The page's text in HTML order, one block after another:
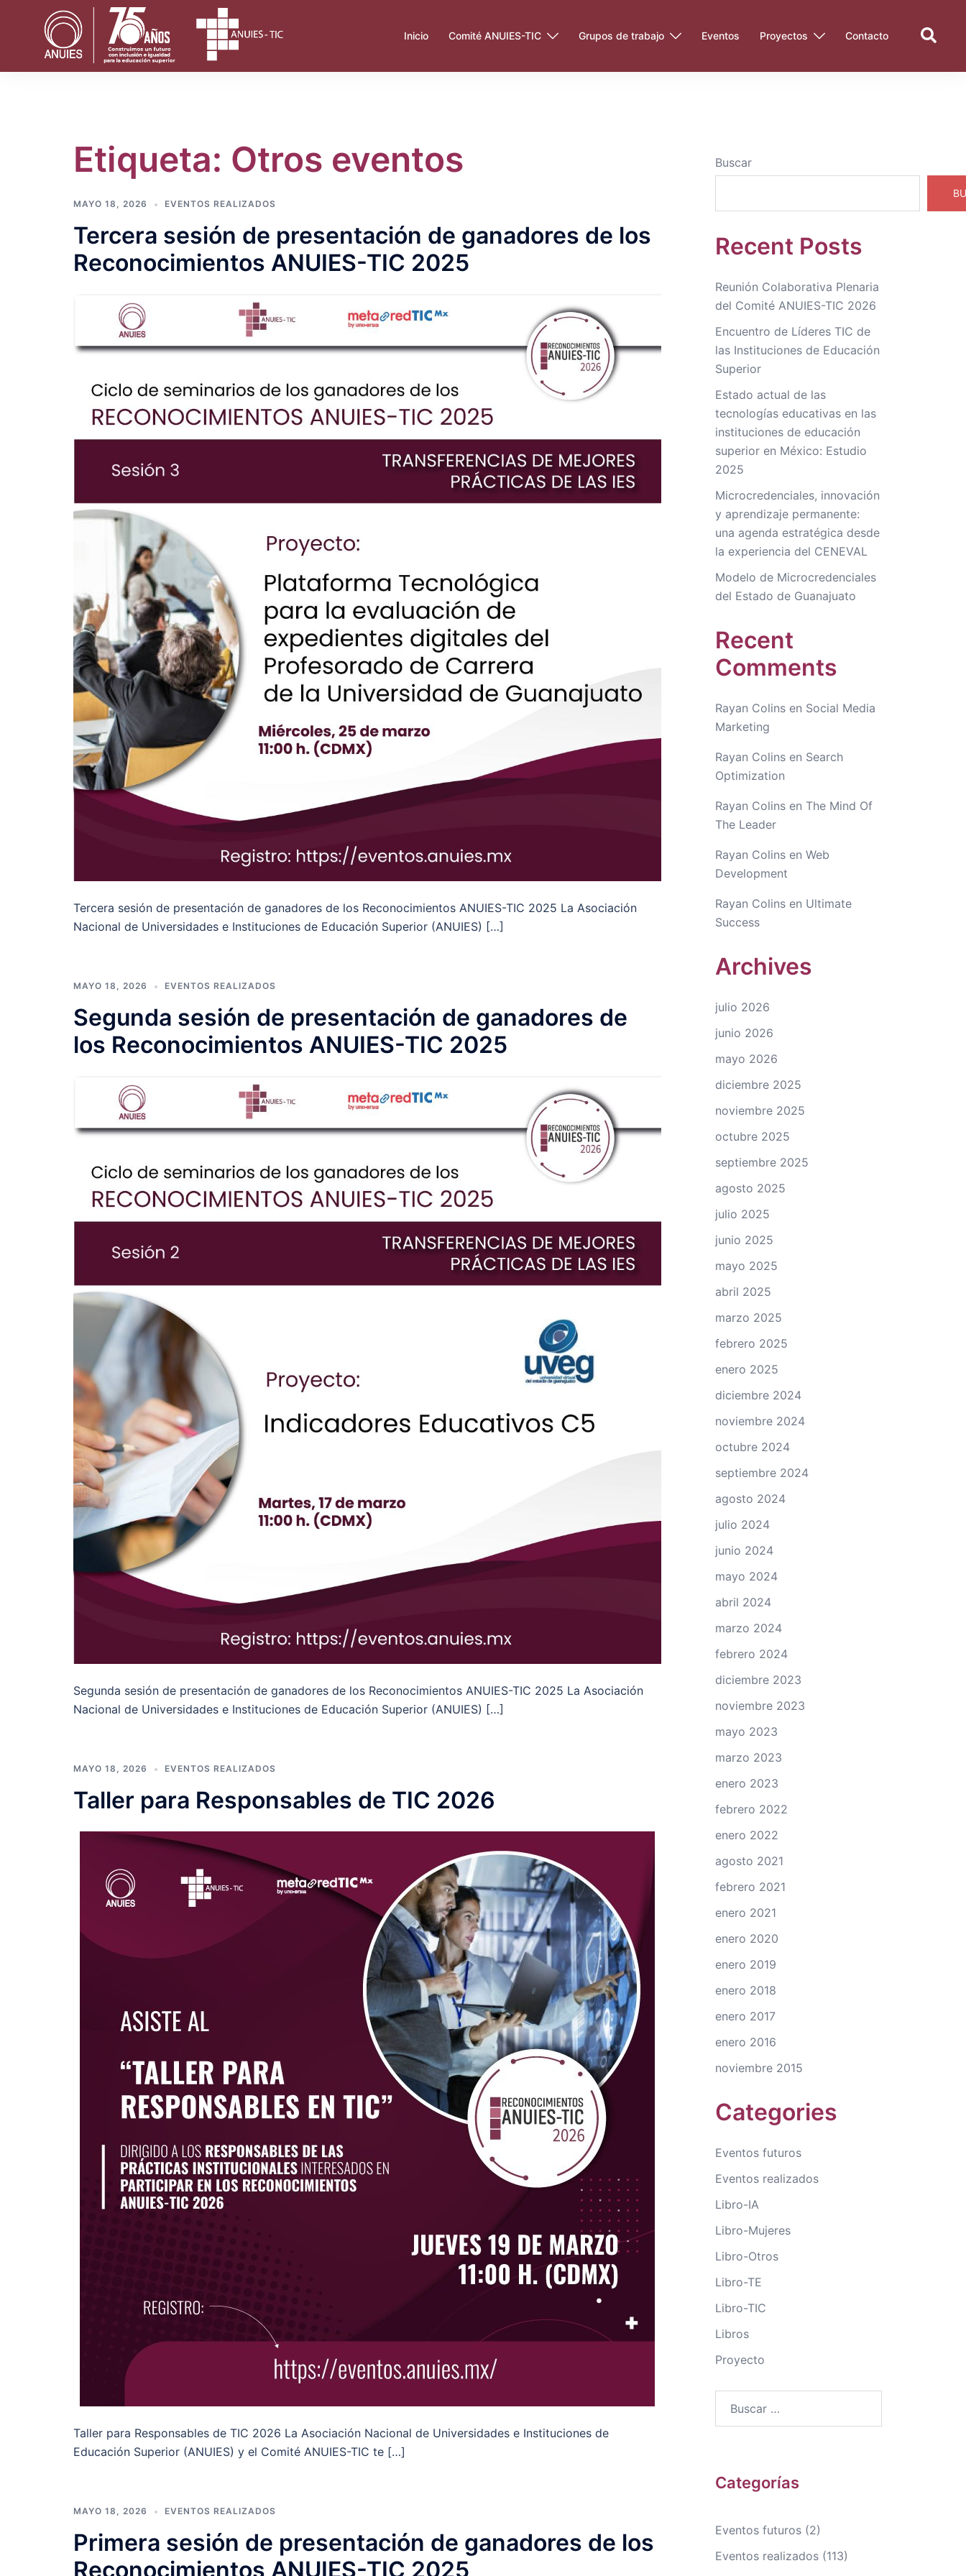
contenido
Inicio Comité ANUIES-TIC Grupos de trabajo Eventos Proyectos Contacto Search
Etiqueta: Otros eventos
MAYO 18, 2026 EVENTOS REALIZADOS
Tercera sesión de presentación de ganadores de los
Reconocimientos ANUIES-TIC 2025
Tercera sesión de presentación de ganadores de los Reconocimientos ANUIES-TIC 2025 La Asociación
Nacional de Universidades e Instituciones de Educación Superior (ANUIES) […]
MAYO 18, 2026 EVENTOS REALIZADOS
Segunda sesión de presentación de ganadores de
los Reconocimientos ANUIES-TIC 2025
Segunda sesión de presentación de ganadores de los Reconocimientos ANUIES-TIC 2025 La Asociación
Nacional de Universidades e Instituciones de Educación Superior (ANUIES) […]
MAYO 18, 2026 EVENTOS REALIZADOS
Taller para Responsables de TIC 2026
Taller para Responsables de TIC 2026 La Asociación Nacional de Universidades e Instituciones de
Educación Superior (ANUIES) y el Comité ANUIES-TIC te […]
MAYO 18, 2026 EVENTOS REALIZADOS
Primera sesión de presentación de ganadores de los
Reconocimientos ANUIES-TIC 2025
Buscar
Recent Posts
Reunión Colaborativa Plenaria
del Comité ANUIES-TIC 2026
Encuentro de Líderes TIC de
las Instituciones de Educación
Superior
Estado actual de las
tecnologías educativas en las
instituciones de educación
superior en México: Estudio
2025
Microcredenciales, innovación
y aprendizaje permanente:
una agenda estratégica desde
la experiencia del CENEVAL
Modelo de Microcredenciales
del Estado de Guanajuato
Recent
Comments
Rayan Colinsen Social Media
Marketing
Rayan Colinsen Search
Optimization
Rayan Colinsen The Mind Of
The Leader
Rayan Colinsen Web
Development
Rayan Colinsen Ultimate
Success
Archives
julio 2026
junio 2026
mayo 2026
diciembre 2025
noviembre 2025
octubre 2025
septiembre 2025
agosto 2025
julio 2025
junio 2025
mayo 2025
abril 2025
marzo 2025
febrero 2025
enero 2025
diciembre 2024
noviembre 2024
octubre 2024
septiembre 2024
agosto 2024
julio 2024
junio 2024
mayo 2024
abril 2024
marzo 2024
febrero 2024
diciembre 2023
noviembre 2023
mayo 2023
marzo 2023
enero 2023
febrero 2022
enero 2022
agosto 2021
febrero 2021
enero 2021
enero 2020
enero 2019
enero 2018
enero 2017
enero 2016
noviembre 2015
Categories
Eventos futuros
Eventos realizados
Libro-IA
Libro-Mujeres
Libro-Otros
Libro-TE
Libro-TIC
Libros
Proyecto
Categorías
Eventos futuros(2)
Eventos realizados(113)